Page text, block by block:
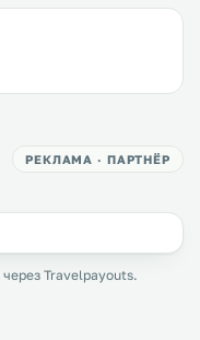
РЕКЛАМА · ПАРТНЁР
через Travelpayouts.